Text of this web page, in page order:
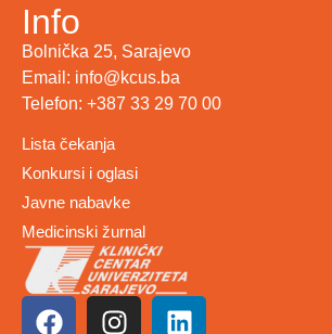
Info
Bolnička 25, Sarajevo
Email: info@kcus.ba
Telefon: +387 33 29 70 00
Lista čekanja
Konkursi i oglasi
Javne nabavke
Medicinski žurnal